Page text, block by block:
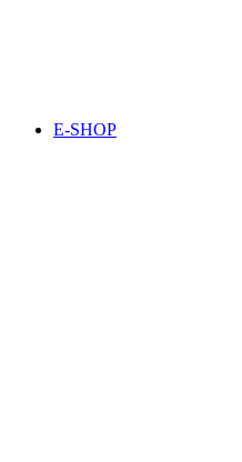
E-SHOP